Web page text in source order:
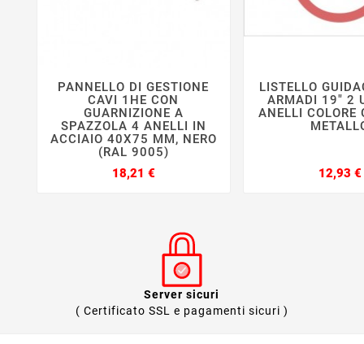
 
PANNELLO DI GESTIONE
CAVI 1HE CON
GUARNIZIONE A
SPAZZOLA 4 ANELLI IN
ACCIAIO 40X75 MM, NERO
(RAL 9005)
18,21 €Prezzo
 
LISTELLO
ARMADI 19" 2
ANELLI COLORE
12,93 €
Server sicuri
( Certificato SSL e pagamenti sicuri )